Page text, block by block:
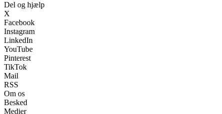
Del og hjælp
X
Facebook
Instagram
LinkedIn
YouTube
Pinterest
TikTok
Mail
RSS
Om os
Besked
Medier